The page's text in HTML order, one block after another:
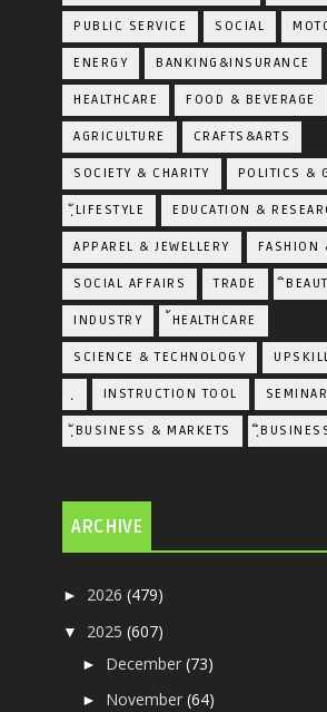
PUBLIC SERVICE SOCIAL
ENERGY BANKING&INSURANCE
HEALTHCARE FOOD & BEVERAGE
AGRICULTURE CRAFTS&ARTS
SOCIETY & CHARITY POLITICS &
ฺัLIFESTYLE EDUCATION &
APPAREL & JEWELLERY FASHION
SOCIAL AFFAIRS TRADE
INDUSTRY ้HEALTHCARE
SCIENCE & TECHNOLOGY
INSTRUCTION TOOL SEMINAR
ฺัBUSINESS & MARKETS
ARCHIVE
► 2026(479)
▼ 2025(607)
► December(73)
► November(64)